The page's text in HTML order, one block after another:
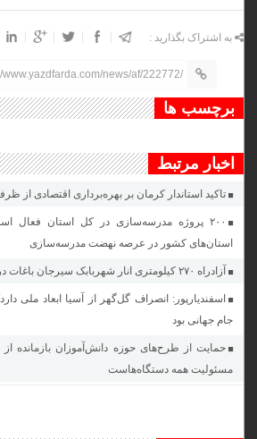
به اشتراک بگذارید :
www.yazdfarda.com/news/af/222772/
برچسب ها
اخبار مرتبط
تاکید استاندار کرمان بر بهره‌برداری اقتصادی از
۲۰۰ پروژه مدرسه‌سازی در کل استان فعال
استان‌های کشور در عرصه نهضت مدرسه‌سازی
آزادراه ۲۷۰ کیلومتری انار شهربابک سیرجان باغات در مسیر اجرا
اسفندیارپور: انصراف گل‌گهر از آسیا ابعاد ملی
جام جهانی بود
حمایت از طرح‌های حوزه دانش‌آموزان بازمانده از
مسئولیت همه دستگاه‌هاست